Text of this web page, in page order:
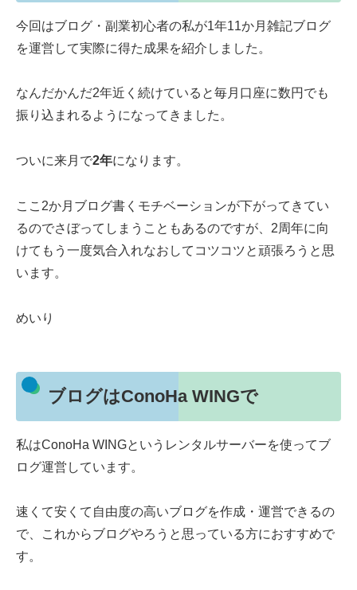
今回はブログ・副業初心者の私が1年11か月雑記ブログ
を運営して実際に得た成果を紹介しました。
なんだかんだ2年近く続けていると毎月口座に数円でも
振り込まれるようになってきました。
ついに来月で2年になります。
ここ2か月ブログ書くモチベーションが下がってきてい
るのでさぼってしまうこともあるのですが、2周年に向
けてもう一度気合入れなおしてコツコツと頑張ろうと思
います。
めいり
ブログはConoHa WINGで
私はConoHa WINGというレンタルサーバーを使ってブ
ログ運営しています。
速くて安くて自由度の高いブログを作成・運営できるの
で、これからブログやろうと思っている方におすすめで
す。